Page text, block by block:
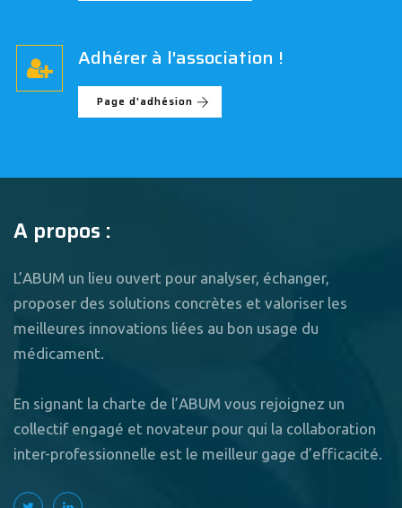
Adhérer à l'association !
Page d'adhésion
A propos :
L’ABUM un lieu ouvert pour analyser, échanger,
proposer des solutions concrètes et valoriser les
meilleures innovations liées au bon usage du
médicament.
En signant la charte de l’ABUM vous rejoignez un
collectif engagé et novateur pour qui la collaboration
inter-professionnelle est le meilleur gage d’efficacité.